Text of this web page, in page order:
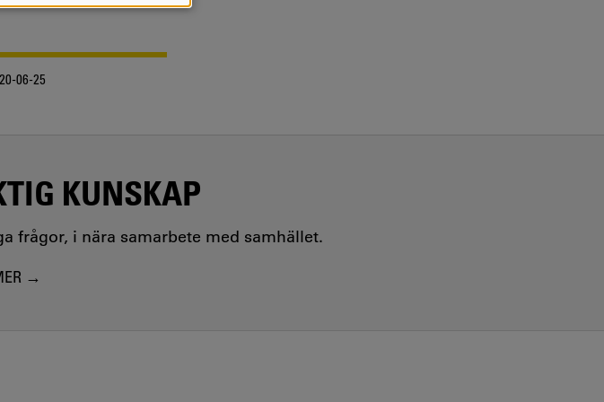
06-25
KUNSKAP
frågor, i nära samarbete med samhället.